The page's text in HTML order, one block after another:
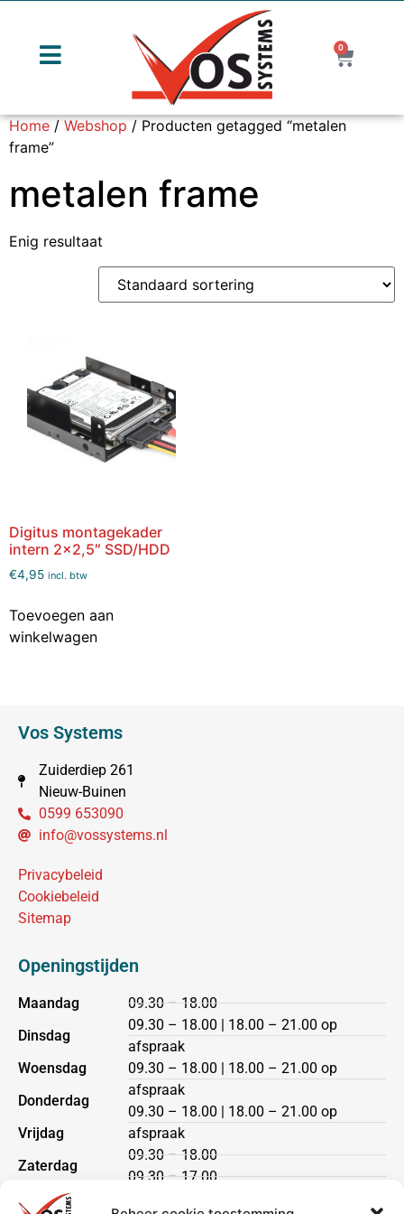
0
Home/Webshop/ Producten getagged “metalen
frame”
metalen frame
Enig resultaat
Digitus montagekader
intern 2×2,5″ SSD/HDD
€4,95 incl. btw
Toevoegen aan
winkelwagen
Vos Systems
Zuiderdiep 261
Nieuw-Buinen
0599 653090
info@vossystems.nl
Privacybeleid
Cookiebeleid
Sitemap
Openingstijden
Maandag
Dinsdag
Woensdag
Donderdag
Vrijdag
Zaterdag
Zondag
09.30 – 18.00
09.30 – 18.00 | 18.00 – 21.00 op
afspraak
09.30 – 18.00 | 18.00 – 21.00 op
afspraak
09.30 – 18.00 | 18.00 – 21.00 op
afspraak
09.30 – 18.00
09.30 – 17.00